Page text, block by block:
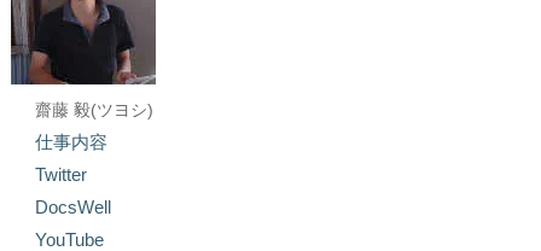
齋藤 毅(ツヨシ)
仕事内容
Twitter
DocsWell
YouTube